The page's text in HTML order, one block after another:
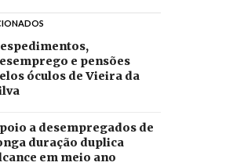
e pensões
óculos de Vieira da
a desempregados de
duração duplica
em meio ano